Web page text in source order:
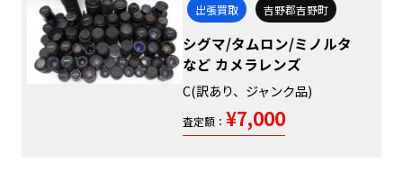
出張買取 吉野郡吉野町
シグマ/タムロン/ミノルタ
など カメラレンズ
C(訳あり、ジャンク品)
査定額： ¥7,000